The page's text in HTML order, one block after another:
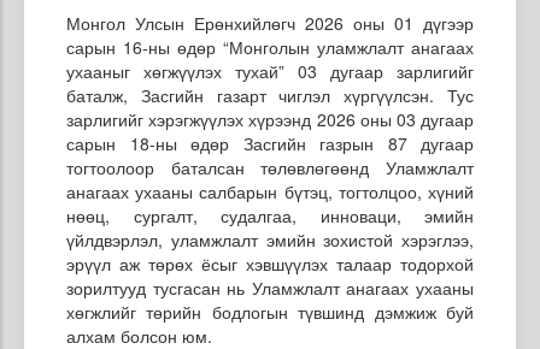
Монгол Улсын Ерөнхийлөгч 2026 оны 01 дүгээр
сарын 16-ны өдөр “Монголын уламжлалт анагаах
ухааныг хөгжүүлэх тухай” 03 дугаар зарлигийг
баталж, Засгийн газарт чиглэл хүргүүлсэн. Тус
зарлигийг хэрэгжүүлэх хүрээнд 2026 оны 03 дугаар
сарын 18-ны өдөр Засгийн газрын 87 дугаар
тогтоолоор баталсан төлөвлөгөөнд Уламжлалт
анагаах ухааны салбарын бүтэц, тогтолцоо, хүний
нөөц, сургалт, судалгаа, инноваци, эмийн
үйлдвэрлэл, уламжлалт эмийн зохистой хэрэглээ,
эрүүл аж төрөх ёсыг хэвшүүлэх талаар тодорхой
зорилтууд тусгасан нь Уламжлалт анагаах ухааны
хөгжлийг төрийн бодлогын түвшинд дэмжиж буй
алхам болсон юм.